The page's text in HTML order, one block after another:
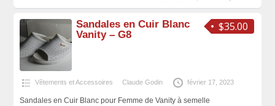
$35.00
Sandales en Cuir Blanc
Vanity – G8
Vêtements et Accessoires Claude Godin février 17, 2023
Sandales en Cuir Blanc pour Femme de Vanity à semelle